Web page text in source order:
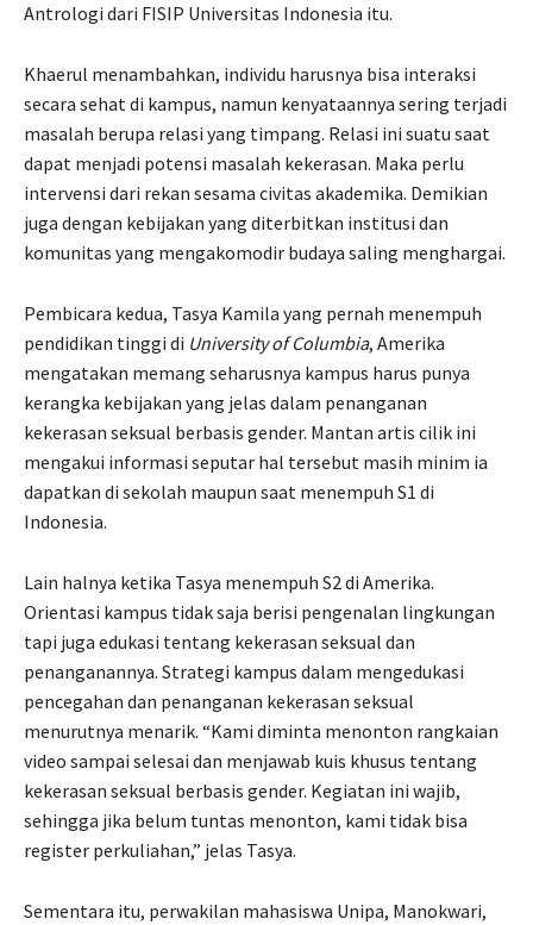
Antrologi dari FISIP Universitas Indonesia itu.
Khaerul menambahkan, individu harusnya bisa interaksi
secara sehat di kampus, namun kenyataannya sering terjadi
masalah berupa relasi yang timpang. Relasi ini suatu saat
dapat menjadi potensi masalah kekerasan. Maka perlu
intervensi dari rekan sesama civitas akademika. Demikian
juga dengan kebijakan yang diterbitkan institusi dan
komunitas yang mengakomodir budaya saling menghargai.
Pembicara kedua, Tasya Kamila yang pernah menempuh
pendidikan tinggi di University of Columbia, Amerika
mengatakan memang seharusnya kampus harus punya
kerangka kebijakan yang jelas dalam penanganan
kekerasan seksual berbasis gender. Mantan artis cilik ini
mengakui informasi seputar hal tersebut masih minim ia
dapatkan di sekolah maupun saat menempuh S1 di
Indonesia.
Lain halnya ketika Tasya menempuh S2 di Amerika.
Orientasi kampus tidak saja berisi pengenalan lingkungan
tapi juga edukasi tentang kekerasan seksual dan
penanganannya. Strategi kampus dalam mengedukasi
pencegahan dan penanganan kekerasan seksual
menurutnya menarik. “Kami diminta menonton rangkaian
video sampai selesai dan menjawab kuis khusus tentang
kekerasan seksual berbasis gender. Kegiatan ini wajib,
sehingga jika belum tuntas menonton, kami tidak bisa
register perkuliahan,” jelas Tasya.
Sementara itu, perwakilan mahasiswa Unipa, Manokwari,